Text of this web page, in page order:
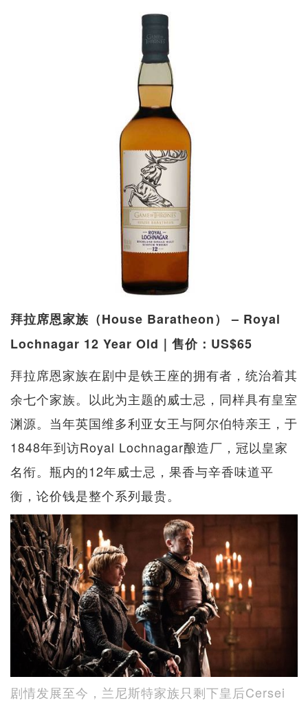
拜拉席恩家族（House Baratheon） – Royal
Lochnagar 12 Year Old｜售价：US$65
拜拉席恩家族在剧中是铁王座的拥有者，统治着其
余七个家族。以此为主题的威士忌，同样具有皇室
渊源。当年英国维多利亚女王与阿尔伯特亲王，于
1848年到访Royal Lochnagar酿造厂，冠以皇家
名衔。瓶内的12年威士忌，果香与辛香味道平
衡，论价钱是整个系列最贵。
剧情发展至今，兰尼斯特家族只剩下皇后Cersei